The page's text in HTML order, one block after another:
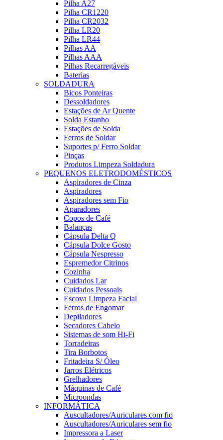
Pilha A27
Pilha CR1220
Pilha CR2032
Pilha LR20
Pilha LR44
Pilhas AA
Pilhas AAA
Pilhas Recarregáveis
Baterias
SOLDADURA
Bicos Ponteiras
Dessoldadores
Estações de Ar Quente
Solda Estanho
Estações de Solda
Ferros de Soldar
Suportes p/ Ferro Soldar
Pinças
Produtos Limpeza Soldadura
PEQUENOS ELETRODOMÉSTICOS
Aspiradores de Cinza
Aspiradores
Aspiradores sem Fio
Aparadores
Copos de Café
Balanças
Cápsula Delta Q
Cápsula Dolce Gosto
Cápsula Nespresso
Espremedor Citrinos
Cozinha
Cuidados Lar
Cuidados Pessoais
Escova Limpeza Facial
Ferros de Engomar
Depiladores
Secadores Cabelo
Sistemas de som Hi-Fi
Torradeiras
Tira Borbotos
Fritadeira S/ Óleo
Jarros Elétricos
Grelhadores
Máquinas de Café
Microondas
INFORMÁTICA
Auscultadores/Auriculares com fio
Auscultadores/Auriculares sem fio
Impressora a Laser